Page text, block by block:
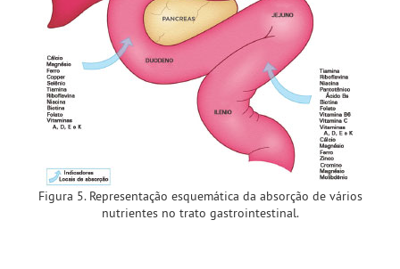
Figura 5. Representação esquemática da absorção de vários
nutrientes no trato gastrointestinal.